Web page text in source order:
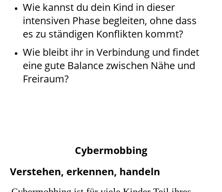
Wie kannst du dein Kind in dieser
intensiven Phase begleiten, ohne dass
es zu ständigen Konflikten kommt?
Wie bleibt ihr in Verbindung und findet
eine gute Balance zwischen Nähe und
Freiraum?
Cybermobbing
Verstehen, erkennen, handeln